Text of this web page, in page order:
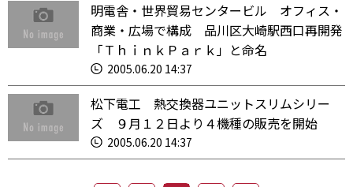
明電舎・世界貿易センタービル オフィス・
商業・広場で構成 品川区大崎駅西口再開発
「ＴｈｉｎｋＰａｒｋ」と命名
2005.06.20 14:37
松下電工 熱交換器ユニットスリムシリー
ズ ９月１２日より４機種の販売を開始
2005.06.20 14:37